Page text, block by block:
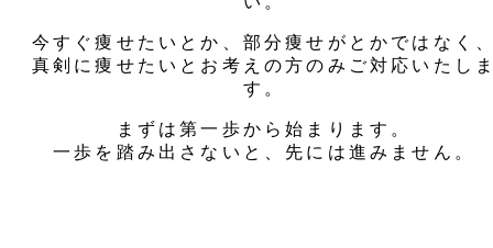
今すぐ痩せたいとか、部分痩せがとかではなく
真剣に痩せたいとお考えの方のみご対応いたし
す。
まずは第一歩から始まります。
一歩を踏み出さないと、先には進みません。